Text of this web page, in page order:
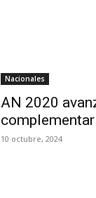
Nacionales
AN 2020
10 octubre, 2024